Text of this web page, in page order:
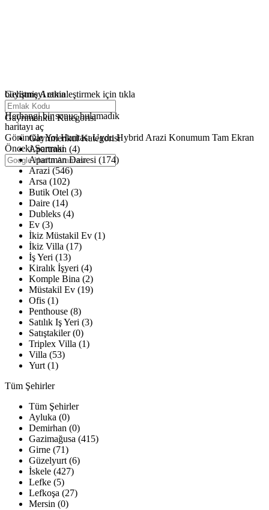
büyütmeyi etkinleştirmek için tıkla
Haritalar yükleniyor
Herhangi bir sonuç bulamadık
haritayı aç
GörüntüleYol Haritası Uydu Hybrid Arazi Konumum Tam Ekran
Önceki Sonraki
Gelişmiş Arama
Gayrimenkul Kategorisi
Gayrimenkul Kategorisi
Apartman (4)
Apartman Dairesi (174)
Arazi (546)
Arsa (102)
Butik Otel (3)
Daire (14)
Dubleks (4)
Ev (3)
İkiz Müstakil Ev (1)
İkiz Villa (17)
İş Yeri (13)
Kiralık İşyeri (4)
Komple Bina (2)
Müstakil Ev (19)
Ofis (1)
Penthouse (8)
Satılık Iş Yeri (3)
Satıştakiler (0)
Triplex Villa (1)
Villa (53)
Yurt (1)
Tüm Şehirler
Tüm Şehirler
Ayluka (0)
Demirhan (0)
Gazimağusa (415)
Girne (71)
Güzelyurt (6)
İskele (427)
Lefke (5)
Lefkoşa (27)
Mersin (0)